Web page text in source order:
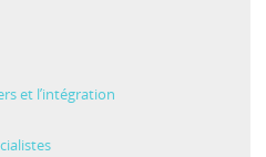
et l’intégration